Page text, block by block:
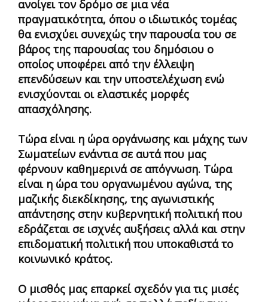
ανοίγει τον δρόμο σε μια νέα
πραγματικότητα, όπου ο ιδιωτικός τομέας
θα ενισχύει συνεχώς την παρουσία του σε
βάρος της παρουσίας του δημόσιου ο
οποίος υποφέρει από την έλλειψη
επενδύσεων και την υποστελέχωση ενώ
ενισχύονται οι ελαστικές μορφές
απασχόλησης.
Τώρα είναι η ώρα οργάνωσης και μάχης των
Σωματείων ενάντια σε αυτά που μας
φέρνουν καθημερινά σε απόγνωση. Τώρα
είναι η ώρα του οργανωμένου αγώνα, της
μαζικής διεκδίκησης, της αγωνιστικής
απάντησης στην κυβερνητική πολιτική που
εδράζεται σε ισχνές αυξήσεις αλλά και στην
επιδοματική πολιτική που υποκαθιστά το
κοινωνικό κράτος.
Ο μισθός μας επαρκεί σχεδόν για τις μισές